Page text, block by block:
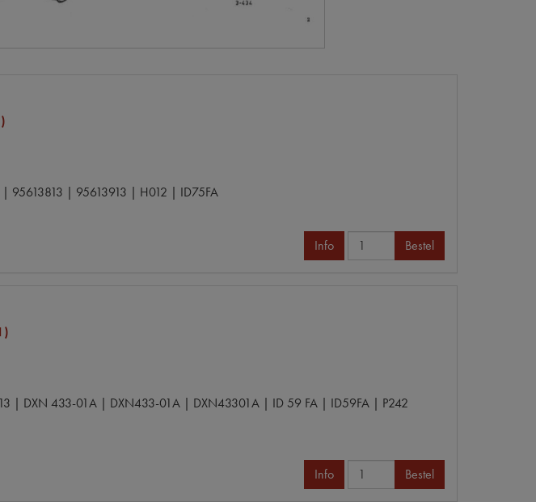
95613813 | 95613913 | H012 | ID75FA
Info
Bestel
| DXN 433-01A | DXN433-01A | DXN43301A | ID 59 FA | ID59FA | P242
Info
Bestel